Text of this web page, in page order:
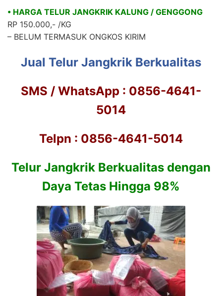
• HARGA TELUR JANGKRIK KALUNG / GENGGONG
RP 150.000,- /KG
– BELUM TERMASUK ONGKOS KIRIM
Jual Telur Jangkrik Berkualitas
SMS / WhatsApp : 0856-4641-
5014
Telpn : 0856-4641-5014
Telur Jangkrik Berkualitas dengan
Daya Tetas Hingga 98%